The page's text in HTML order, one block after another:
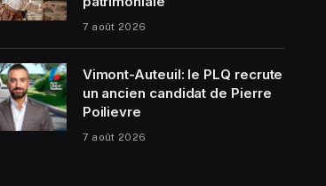
7 août 2026
Vimont-Auteuil: le PLQ recrute
un ancien candidat de Pierre
Poilievre
7 août 2026